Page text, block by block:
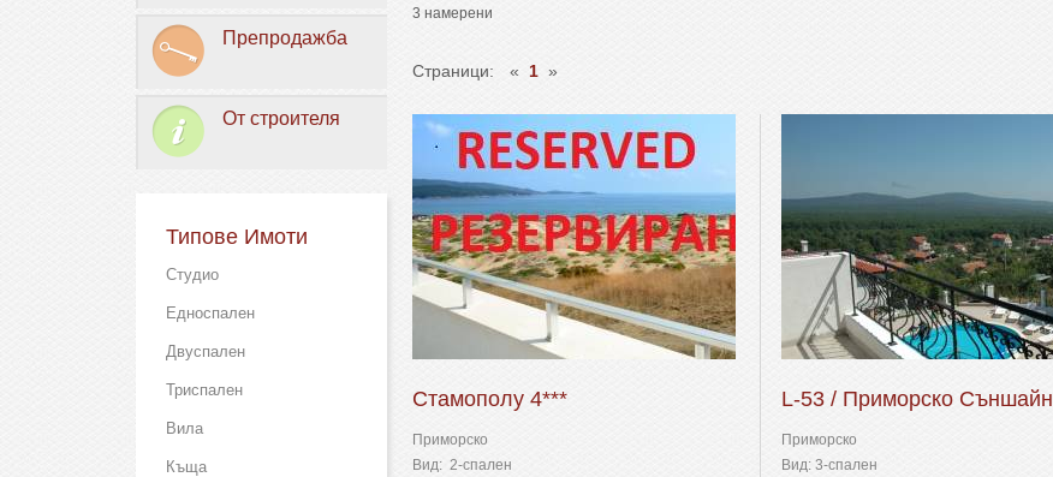
Препродажба
От строителя
Типове Имоти
Студио
Едноспален
Двуспален
Триспален
Вила
Къща
3 намерени
Страници: « 1 »
Стамополу 4***
Приморско
Вид: 2-спален
L-53 / Приморско Съншайн
Приморско
Вид: 3-спален